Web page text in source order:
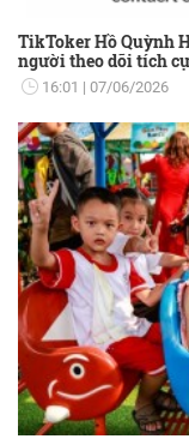
TikToker Hồ Quỳnh
người theo dõi tích
16:01 07/06/2026